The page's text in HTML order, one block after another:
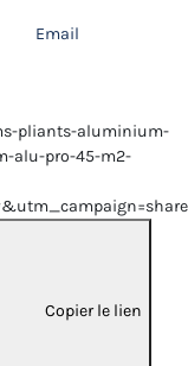
Email
pliants-aluminium-
alu-pro-45-m2-
Copier le lien